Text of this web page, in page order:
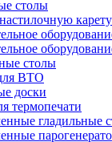
столы
карету
столы
ВТО
доски
термопечати
гладильные